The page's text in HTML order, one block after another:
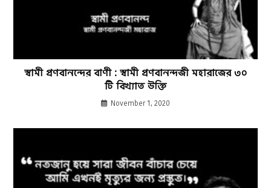
স্বামী প্রণবানন্দের বাণী : স্বামী প্রণবানন্দজী মহারাজের ৩০
টি বিখ্যাত উক্তি
November 1, 2020